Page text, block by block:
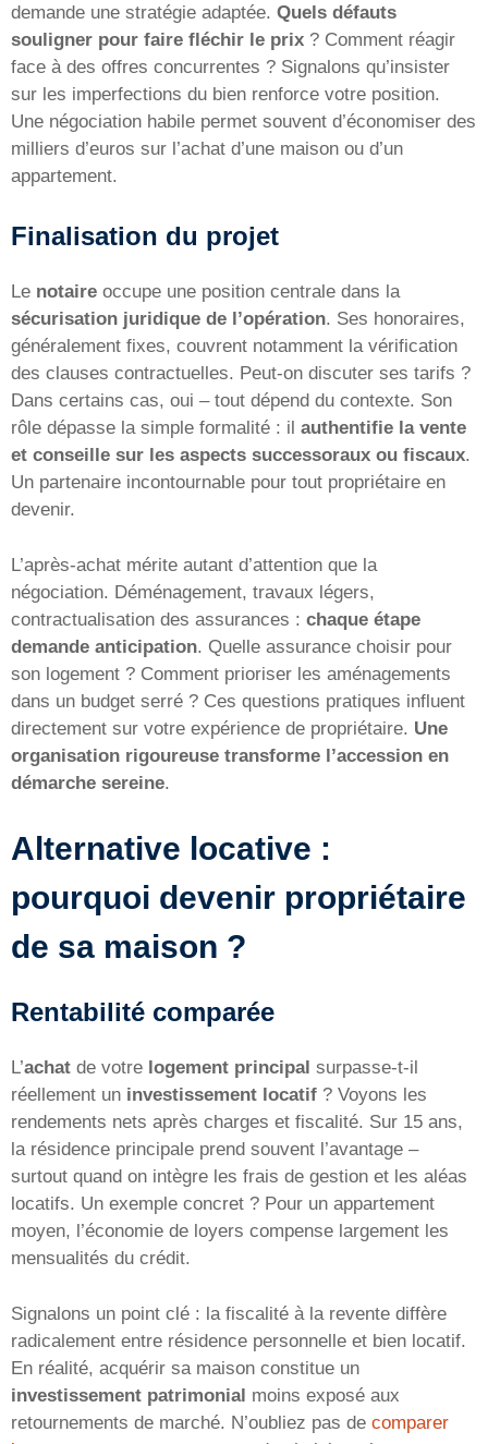
demande une stratégie adaptée. Quels défauts
souligner pour faire fléchir le prix ? Comment réagir
face à des offres concurrentes ? Signalons qu’insister
sur les imperfections du bien renforce votre position.
Une négociation habile permet souvent d’économiser des
milliers d’euros sur l’achat d’une maison ou d’un
appartement.
Finalisation du projet
Le notaire occupe une position centrale dans la
sécurisation juridique de l’opération. Ses honoraires,
généralement fixes, couvrent notamment la vérification
des clauses contractuelles. Peut-on discuter ses tarifs ?
Dans certains cas, oui – tout dépend du contexte. Son
rôle dépasse la simple formalité : il authentifie la vente
et conseille sur les aspects successoraux ou fiscaux.
Un partenaire incontournable pour tout propriétaire en
devenir.
L’après-achat mérite autant d’attention que la
négociation. Déménagement, travaux légers,
contractualisation des assurances : chaque étape
demande anticipation. Quelle assurance choisir pour
son logement ? Comment prioriser les aménagements
dans un budget serré ? Ces questions pratiques influent
directement sur votre expérience de propriétaire. Une
organisation rigoureuse transforme l’accession en
démarche sereine.
Alternative locative :
pourquoi devenir propriétaire
de sa maison ?
Rentabilité comparée
L’achat de votre logement principal surpasse-t-il
réellement un investissement locatif ? Voyons les
rendements nets après charges et fiscalité. Sur 15 ans,
la résidence principale prend souvent l’avantage –
surtout quand on intègre les frais de gestion et les aléas
locatifs. Un exemple concret ? Pour un appartement
moyen, l’économie de loyers compense largement les
mensualités du crédit.
Signalons un point clé : la fiscalité à la revente diffère
radicalement entre résidence personnelle et bien locatif.
En réalité, acquérir sa maison constitue un
investissement patrimonial moins exposé aux
retournements de marché. N’oubliez pas de comparer